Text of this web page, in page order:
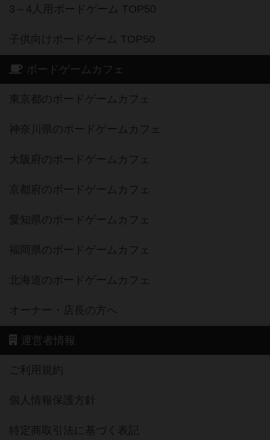
3～4人用ボードゲーム TOP50
子供向けボードゲーム TOP50
ボードゲームカフェ
東京都のボードゲームカフェ
神奈川県のボードゲームカフェ
大阪府のボードゲームカフェ
京都府のボードゲームカフェ
愛知県のボードゲームカフェ
福岡県のボードゲームカフェ
北海道のボードゲームカフェ
オーナー・店長の方へ
運営者情報
ご利用規約
個人情報保護方針
特定商取引法に基づく表記